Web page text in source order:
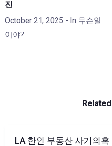
진
October 21, 2025 - In 무슨일
이야?
LA 한인 부동산 사기의혹